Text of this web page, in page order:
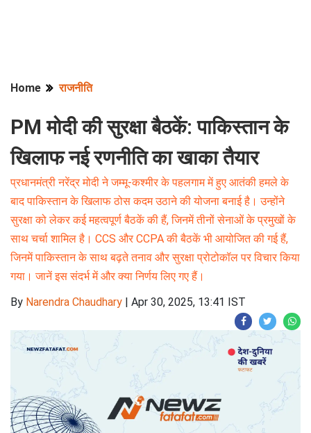
Home राजनीति
PM मोदी की सुरक्षा बैठकें: पाकिस्तान के
खिलाफ नई रणनीति का खाका तैयार
प्रधानमंत्री नरेंद्र मोदी ने जम्मू-कश्मीर के पहलगाम में हुए आतंकी हमले के
बाद पाकिस्तान के खिलाफ ठोस कदम उठाने की योजना बनाई है। उन्होंने
सुरक्षा को लेकर कई महत्वपूर्ण बैठकें की हैं, जिनमें तीनों सेनाओं के प्रमुखों के
साथ चर्चा शामिल है। CCS और CCPA की बैठकें भी आयोजित की गई हैं,
जिनमें पाकिस्तान के साथ बढ़ते तनाव और सुरक्षा प्रोटोकॉल पर विचार किया
गया। जानें इस संदर्भ में और क्या निर्णय लिए गए हैं।
By Narendra Chaudhary | Apr 30, 2025, 13:41 IST